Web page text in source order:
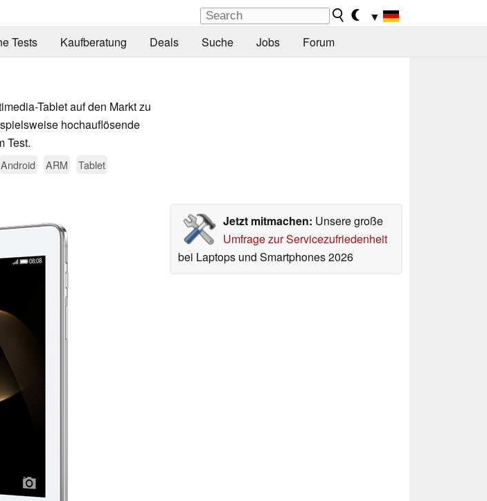
▼
Tests Kaufberatung Deals Suche Jobs Forum
Tablet auf den Markt zu
hochauflösende
Test.
Android ARM
Tablet
Jetzt mitmachen: Unsere große
Umfrage zur Servicezufriedenheit
bei Laptops und Smartphones 2026